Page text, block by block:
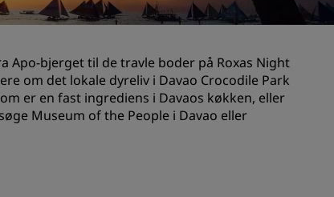
Ophold for sportshold
Centrum-hoteller
Besøg vores blog
Apo-bjerget til de travle boder på Roxas Night
om det lokale dyreliv i Davao Crocodile Park
er en fast ingrediens i Davaos køkken, eller
Museum of the People i Davao eller